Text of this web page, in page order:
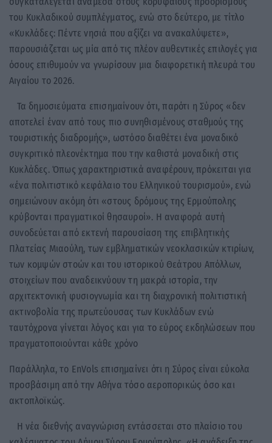
του Κυκλαδικού συμπλέγματος, ενώ στο δεύτερο, με τίτλο
«Κυκλάδες: Πέντε νησιά που αξίζει να ανακαλύψετε»,
παρουσιάζεται ως μία από τις πλέον αυθεντικές επιλογές για
όσους επιθυμούν να γνωρίσουν μια διαφορετική πλευρά του
Αιγαίου το 2026.
Τα δημοσιεύματα επισημαίνουν ότι, παρότι η Σύρος «δεν
αποτελεί έναν από τους πιο συνηθισμένους σταθμούς της
τουριστικής διαδρομής», ωστόσο διαθέτει ένα μοναδικό
συγκριτικό πλεονέκτημα που την καθιστά μοναδική στις
Κυκλάδες. Όπως χαρακτηριστικά αναφέρουν, πρόκειται για
«ένα πολιτιστικό κεφάλαιο του Ελληνικού τουρισμού», ενώ
σημειώνουν ακόμη ότι «στους δρόμους της Ερμούπολης
κρύβονται πραγματικοί θησαυροί». Η αναφορά αυτή
συνοδεύεται από εκτενή παρουσίαση της επιβλητικής
Πλατείας Μιαούλη, των εμβληματικών νεοκλασικών κτιρίων,
των κομψών στοών και του ιστορικού Θεάτρου Απόλλων,
στοιχείων που αναδεικνύουν τη μακρά ιστορία, την
αρχιτεκτονική φυσιογνωμία και τη διαχρονική πολιτιστική
ακτινοβολία της πρωτεύουσας των Κυκλάδων ενώ
ταυτόχρονα γίνεται λόγος και για το εύρος εκδηλώσεων που
πραγματοποιούνται κάθε χρόνο
Παράλληλα, το EnVols επισημαίνει ότι η Σύρος είναι εύκολα
προσβάσιμη από την Αθήνα τόσο αεροπορικώς όσο και
ακτοπλοϊκώς.
Η νέα διεθνής αναγνώριση εντάσσεται στο πλαίσιο του